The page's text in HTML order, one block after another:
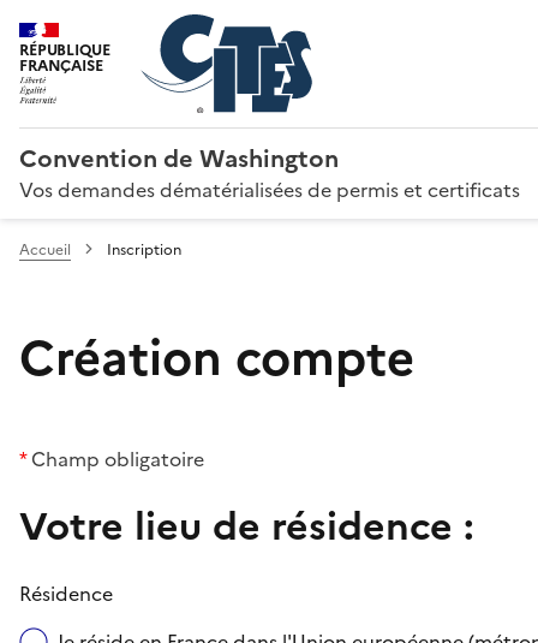
RÉPUBLIQUE
FRANÇAISE
Convention de Washington
Vos demandes dématérialisées de permis et certificats
Accueil Inscription
Création compte
*Champ obligatoire
Votre lieu de résidence :
Résidence